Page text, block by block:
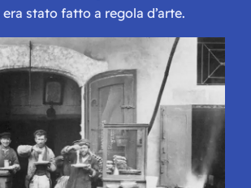
stato fatto a regola d’arte.